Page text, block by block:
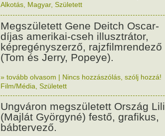
Alkotás Magyar, Született
Megszületett Gene Deitch Oscar-
díjas amerikai-cseh illusztrátor,
képregényszerző, rajzfilmrendező
(Tom és Jerry, Popeye).
» tovább olvasom | Nincs hozzászólás, szólj hozzá!
Film/Média Született
Ungváron megszületett Ország Lili
(Majlát Györgyné) festő, grafikus,
bábtervező.